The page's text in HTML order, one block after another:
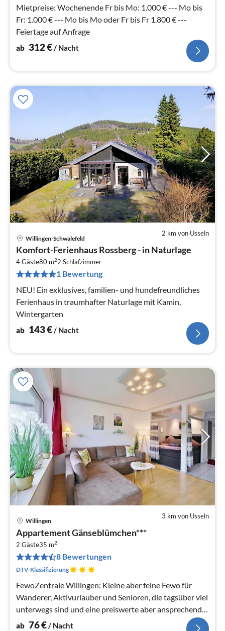
Mietpreise: Wochenende Fr bis Mo: 1.000 € --- Mo bis
Fr: 1.000 € --- Mo bis Mo oder Fr bis Fr 1.800 € ---
Feiertage auf Anfrage
ab 312€/ Nacht
2 km von Usseln
Willingen-Schwalefeld
Komfort-Ferienhaus Rossberg - in Naturlage
4 Gäste80 m22 Schlafzimmer
1 Bewertung
NEU! Ein exklusives, familien- und hundefreundliches
Ferienhaus in traumhafter Naturlage mit Kamin,
Wintergarten
ab 143€/ Nacht
3 km von Usseln
Willingen
Appartement Gänseblümchen***
2 Gäste35 m2
8 Bewertungen
DTV-Klassifizierung
FewoZentrale Willingen: Kleine aber feine Fewo für
Wanderer, Aktivurlauber und Senioren, die tagsüber viel
unterwegs sind und eine preiswerte aber ansprechende
Unterkunft suchen.
ab 76€ / Nacht